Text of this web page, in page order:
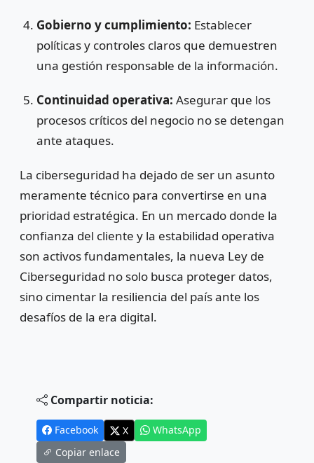
Gobierno y cumplimiento: Establecer
políticas y controles claros que demuestren
una gestión responsable de la información.
Continuidad operativa: Asegurar que los
procesos críticos del negocio no se detengan
ante ataques.
La ciberseguridad ha dejado de ser un asunto
meramente técnico para convertirse en una
prioridad estratégica. En un mercado donde la
confianza del cliente y la estabilidad operativa
son activos fundamentales, la nueva Ley de
Ciberseguridad no solo busca proteger datos,
sino cimentar la resiliencia del país ante los
desafíos de la era digital.
Compartir noticia:
Facebook X
WhatsApp
Copiar enlace